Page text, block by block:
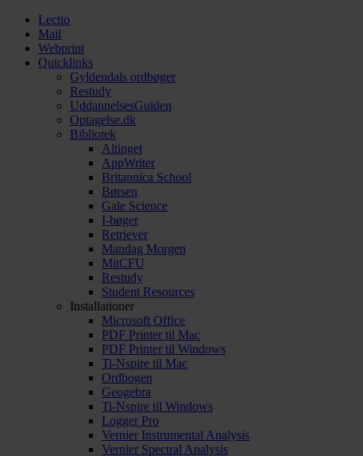
Lectio
Mail
Webprint
Quicklinks
Gyldendals ordbøger
Restudy
UddannelsesGuiden
Optagelse.dk
Bibliotek
Altinget
AppWriter
Britannica School
Børsen
Gale Science
I-bøger
Retriever
Mandag Morgen
MitCFU
Restudy
Student Resources
Installationer
Microsoft Office
PDF Printer til Mac
PDF Printer til Windows
Ti-Nspire til Mac
Ordbogen
Geogebra
Ti-Nspire til Windows
Logger Pro
Vernier Instrumental Analysis
Vernier Spectral Analysis